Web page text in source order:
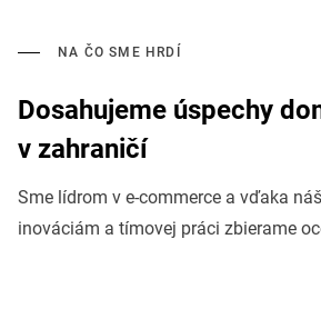
NA ČO SME HRDÍ
Dosahujeme úspechy
v zahraničí
Sme lídrom v e-commerce a vďaka
inováciám a tímovej práci zbierame